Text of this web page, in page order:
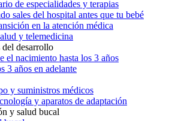
de especialidades y terapias
sales del hospital antes que tu bebé
en la atención médica
y telemedicina
desarrollo
el nacimiento hasta los 3 años
3 años en adelante
y suministros médicos
y aparatos de adaptación
y salud bucal